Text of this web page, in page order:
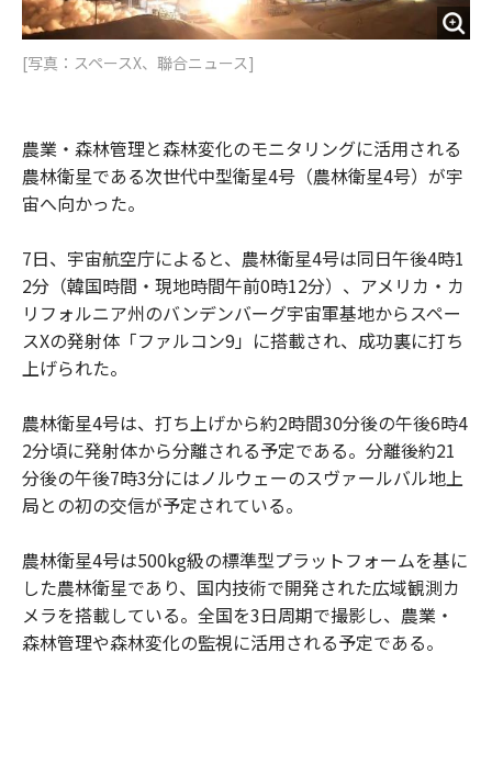
[写真：スペースX、聯合ニュース]
農業・森林管理と森林変化のモニタリングに活用される
農林衛星である次世代中型衛星4号（農林衛星4号）が宇
宙へ向かった。
7日、宇宙航空庁によると、農林衛星4号は同日午後4時1
2分（韓国時間・現地時間午前0時12分）、アメリカ・カ
リフォルニア州のバンデンバーグ宇宙軍基地からスペー
スXの発射体「ファルコン9」に搭載され、成功裏に打ち
上げられた。
農林衛星4号は、打ち上げから約2時間30分後の午後6時4
2分頃に発射体から分離される予定である。分離後約21
分後の午後7時3分にはノルウェーのスヴァールバル地上
局との初の交信が予定されている。
農林衛星4号は500kg級の標準型プラットフォームを基に
した農林衛星であり、国内技術で開発された広域観測カ
メラを搭載している。全国を3日周期で撮影し、農業・
森林管理や森林変化の監視に活用される予定である。